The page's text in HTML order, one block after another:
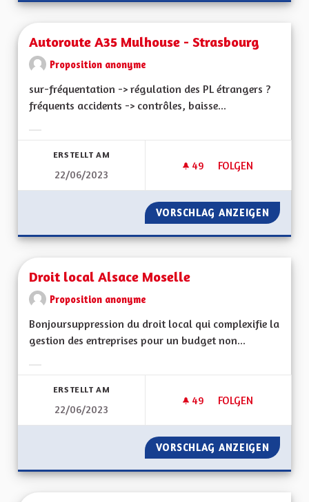
Autoroute A35 Mulhouse - Strasbourg
Proposition anonyme
sur-fréquentation -> régulation des PL étrangers ?
fréquents accidents -> contrôles, baisse...
ERSTELLT AM
22/06/2023
49 49 FOLLOWER
FOLGEN
AUTOROUTE A35
VORSCHLAG ANZEIGEN
Droit local Alsace Moselle
Proposition anonyme
Bonjoursuppression du droit local qui complexifie la
gestion des entreprises pour un budget non...
ERSTELLT AM
22/06/2023
49 49 FOLLOWER
FOLGEN
DROIT LOCAL
VORSCHLAG ANZEIGEN DROIT